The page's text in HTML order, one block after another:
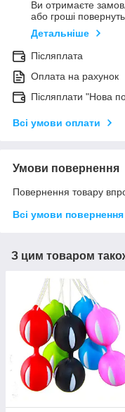
Ви отримаєте
або гроші
Детальніше
Післяплата
Оплата на рахунок
Післяплати "Нова
Всі умови оплати
Умови повернення
Повернення товару
Всі умови повернення
З цим товаром